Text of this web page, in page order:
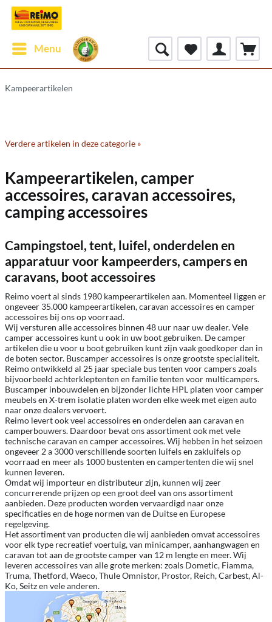
Menu
Kampeerartikelen
Verdere artikelen in deze categorie »
Kampeerartikelen, camper
accessoires, caravan accessoires,
camping accessoires
Campingstoel, tent, luifel, onderdelen en
apparatuur voor kampeerders, campers en
caravans, boot accessoires
Reimo voert al sinds 1980 kampeerartikelen aan. Momenteel liggen er
ongeveer 35.000 kampeerartikelen, caravan accessoires en camper
accessoires bij ons op voorraad.
Wij versturen alle accessoires binnen 48 uur naar uw dealer. Vele
camper accessoires kunt u ook in uw boot gebruiken. De camper
artikelen die u voor u boot gebruiken kunt zijn vaak goedkoper dan in
de boten sector. Buscamper accessoires is onze grootste specialiteit.
Reimo ontwikkeld al 25 jaar speciale bus tenten voor campers zoals
bijvoorbeeld achterkleptenten en familie tenten voor multicampers.
Buscamper inbouwdelen en bijzonder lichte HPL platen voor camper
meubels en X-trem isolatie platen worden elke week met eigen auto
naar onze dealers vervoert.
Reimo levert ook veel accessoires en onderdelen aan caravan en
camperbouwers. Daardoor bevat ons assortiment ook met vele
technische caravan en camper accessoires. Wij hebben in het seizoen
ongeveer 2 a 3000 verschillende soorten luifels en zakluifels op
voorraad en meer als 1000 bustenten en campertenten die wij snel
kunnen leveren.
Omdat wij importeur en distributeur zijn, kunnen wij zeer
concurrerende prijzen op een groot deel van ons assortiment
aanbieden. Deze producten worden vervaardigd naar onze
specificaties en de hoge normen van de Duitse en Europese
regelgeving.
Het assortiment van producten die wij aanbieden omvat accessoires
voor elk type recreatief voertuig, van minicamper, aanhangwagen en
caravan tot aan de grootste camper van 12 m lengte en meer. Wij
leveren accessoires van alle grote merken: zoals Dometic, Fiamma,
Truma, Thetford, Waeco, Thule Omnistor, Prostor, Reich, Carbest, Al-
Ko, Seitz en vele anderen.